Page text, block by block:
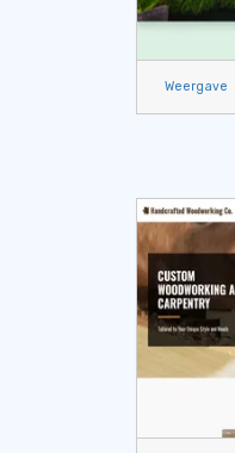
Weergave